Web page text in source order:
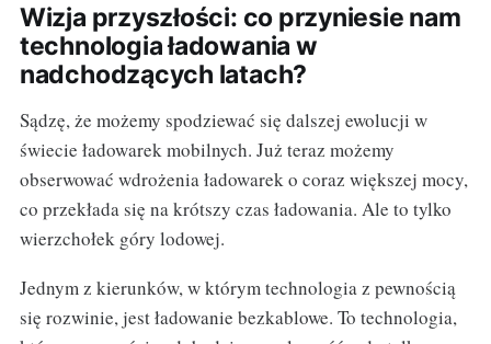
Wizja przyszłości: co przyniesie nam
technologia ładowania w
nadchodzących latach?
Sądzę, że możemy spodziewać się dalszej ewolucji w
świecie ładowarek mobilnych. Już teraz możemy
obserwować wdrożenia ładowarek o coraz większej mocy,
co przekłada się na krótszy czas ładowania. Ale to tylko
wierzchołek góry lodowej.
Jednym z kierunków, w którym technologia z pewnością
się rozwinie, jest ładowanie bezkablowe. To technologia,